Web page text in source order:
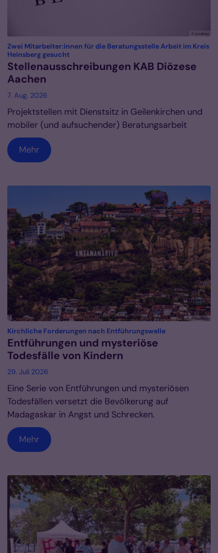
© pixabay
Zwei Mitarbeiter:innen für die Beratungsstelle Arbeit im Kreis
Heinsberg gesucht:
Stellenausschreibungen KAB Diözese
Aachen
7. Aug. 2026
Projektstellen mit Dienstsitz in Geilenkirchen und
mobiler (und aufsuchender) Beratungsarbeit
Mehr
© Gulbins
Kirchliche Forderungen nach Entführungswelle:
Entführungen und mysteriöse
Todesfälle von Kindern
29. Juli 2026
Eine Serie von Entführungen und mysteriösen
Todesfällen versetzt die Bevölkerung auf
Madagaskar in Angst und Schrecken.
Mehr